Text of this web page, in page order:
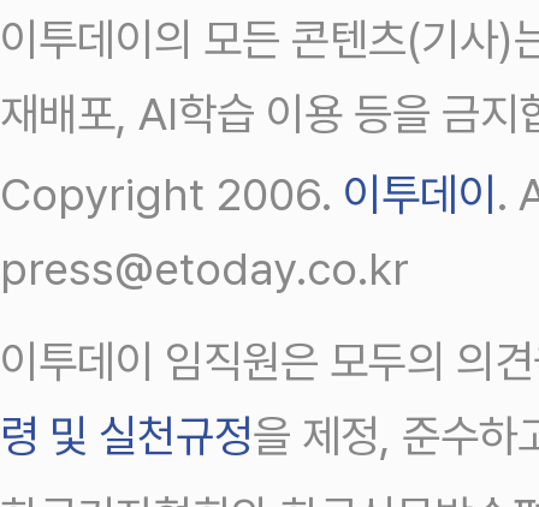
이투데이의 모든 콘텐츠(기사)
재배포, AI학습 이용 등을 금지
Copyright 2006. 이투데이.
press@etoday.co.kr
이투데이 임직원은 모두의 의
령 및 실천규정을 제정, 준수하